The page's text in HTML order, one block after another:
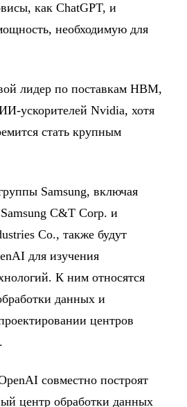
как ChatGPT, и
необходимую для
лидер по поставкам HBM,
ускорителей Nvidia, хотя
стать крупным
Samsung, включая
C&T Corp. и
Co., также будут
для изучения
К ним относятся
данных и
центров
совместно построят
центр обработки данных